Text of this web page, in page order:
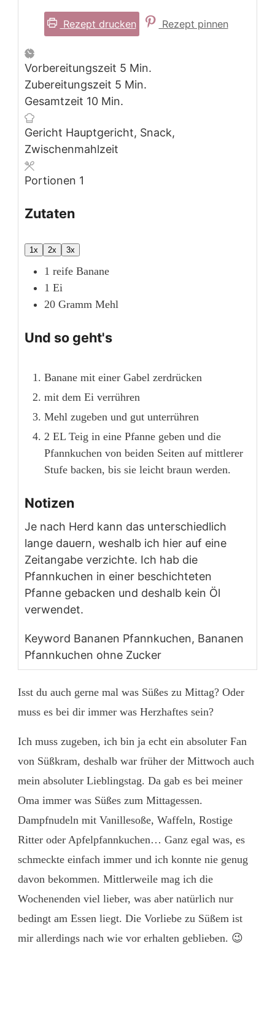
Rezept drucken Rezept pinnen
Vorbereitungszeit 5 Minuten
Min.
Zubereitungszeit 5 Minuten
Min.
Gesamtzeit 10Minuten
Min.
Gericht Hauptgericht, Snack,
Zwischenmahlzeit
Portionen 1
Zutaten
1x 2x 3x
1 reife Banane
1 Ei
20 Gramm Mehl
Und so geht's
Banane mit einer Gabel zerdrücken
mit dem Ei verrühren
Mehl zugeben und gut unterrühren
2 EL Teig in eine Pfanne geben und die
Pfannkuchen von beiden Seiten auf mittlerer
Stufe backen, bis sie leicht braun werden.
Notizen
Je nach Herd kann das unterschiedlich
lange dauern, weshalb ich hier auf eine
Zeitangabe verzichte. Ich hab die
Pfannkuchen in einer beschichteten
Pfanne gebacken und deshalb kein Öl
verwendet.
Keyword Bananen Pfannkuchen, Bananen
Pfannkuchen ohne Zucker
Isst du auch gerne mal was Süßes zu Mittag? Oder
muss es bei dir immer was Herzhaftes sein?
Ich muss zugeben, ich bin ja echt ein absoluter Fan
von Süßkram, deshalb war früher der Mittwoch auch
mein absoluter Lieblingstag. Da gab es bei meiner
Oma immer was Süßes zum Mittagessen.
Dampfnudeln mit Vanillesoße, Waffeln, Rostige
Ritter oder Apfelpfannkuchen… Ganz egal was, es
schmeckte einfach immer und ich konnte nie genug
davon bekommen. Mittlerweile mag ich die
Wochenenden viel lieber, was aber natürlich nur
bedingt am Essen liegt. Die Vorliebe zu Süßem ist
mir allerdings nach wie vor erhalten geblieben. 😉